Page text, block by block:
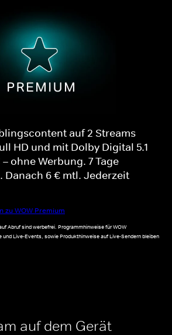
auf 2 Streams
HD und mit Dolby Digital 5.1
ohne Werbung. 7 Tage
Danach 6 € mtl. Jederzeit
zu WOW Premium
Abruf sind werbefrei. Programmhinweise für WOW
und Live-Events, sowie Produkthinweise auf Live-Sendern bleiben
auf dem Gerät